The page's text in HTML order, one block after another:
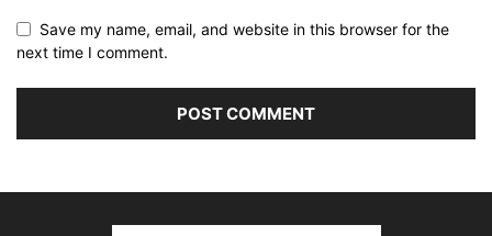
Save my name, email, and website in this browser for the
next time I comment.